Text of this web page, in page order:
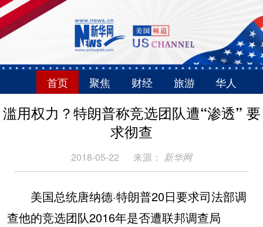
首页 聚焦 财经 旅游 华人
滥用权力？特朗普称竞选团队遭“渗透” 要
求彻查
2018-05-22 来源： 新华网
美国总统唐纳德·特朗普20日要求司法部调
查他的竞选团队2016年是否遭联邦调查局